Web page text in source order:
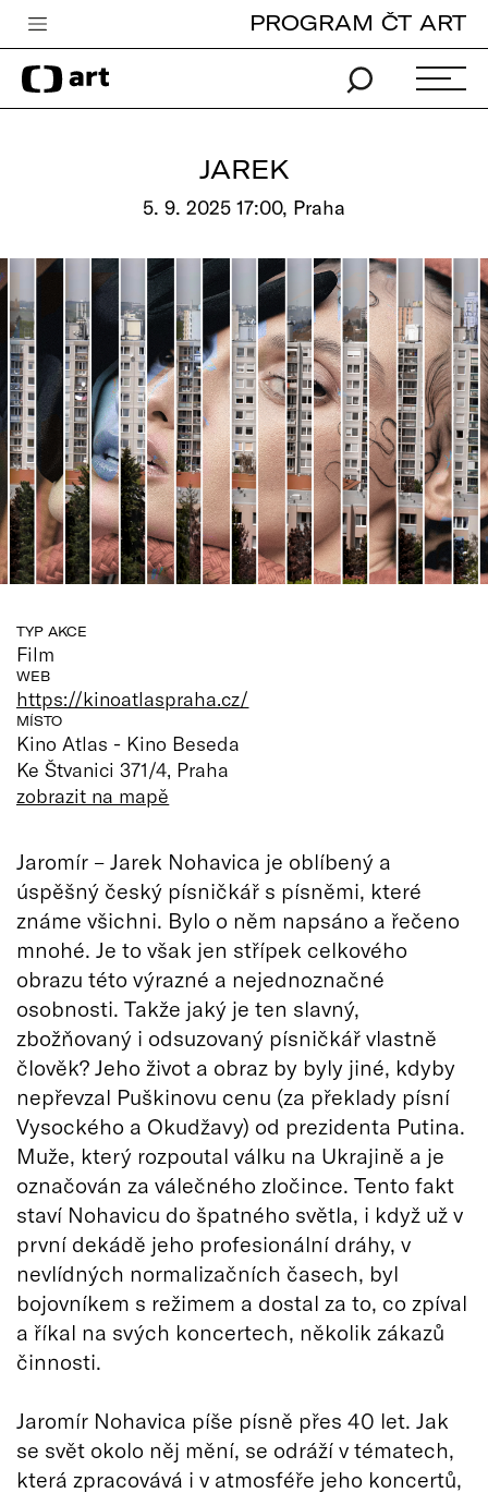
Česká televize
Zpravodajství
Pro děti
edu
Vše o ČT
PROGRAM ČT ART
JAREK
5. 9. 2025 17:00, Praha
TYP AKCE
Film
WEB
https://kinoatlaspraha.cz/
MÍSTO
Kino Atlas - Kino Beseda
Ke Štvanici 371/4, Praha
zobrazit na mapě
Jaromír – Jarek Nohavica je oblíbený a
úspěšný český písničkář s písněmi, které
známe všichni. Bylo o něm napsáno a řečeno
mnohé. Je to však jen střípek celkového
obrazu této výrazné a nejednoznačné
osobnosti. Takže jaký je ten slavný,
zbožňovaný i odsuzovaný písničkář vlastně
člověk? Jeho život a obraz by byly jiné, kdyby
nepřevzal Puškinovu cenu (za překlady písní
Vysockého a Okudžavy) od prezidenta Putina.
Muže, který rozpoutal válku na Ukrajině a je
označován za válečného zločince. Tento fakt
staví Nohavicu do špatného světla, i když už v
první dekádě jeho profesionální dráhy, v
nevlídných normalizačních časech, byl
bojovníkem s režimem a dostal za to, co zpíval
a říkal na svých koncertech, několik zákazů
činnosti.
Jaromír Nohavica píše písně přes 40 let. Jak
se svět okolo něj mění, se odráží v tématech,
která zpracovává i v atmosféře jeho koncertů,